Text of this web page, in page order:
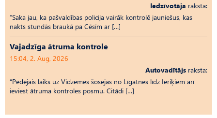
Iedzīvotāja raksta:
“Saka jau, ka pašvaldības policija vairāk kontrolē jauniešus, kas
nakts stundās braukā pa Cēsīm ar […]
Vajadzīga ātruma kontrole
15:04, 2. Aug, 2026
Autovadītājs raksta:
“Pēdējais laiks uz Vid­ze­mes šosejas no Līgatnes līdz Ieriķiem arī
ieviest ātruma kontroles posmu. Citādi […]